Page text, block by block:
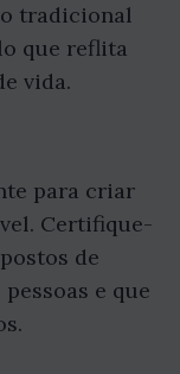
tradicional
que reflita
vida.
para criar
Certifique-
de
e que